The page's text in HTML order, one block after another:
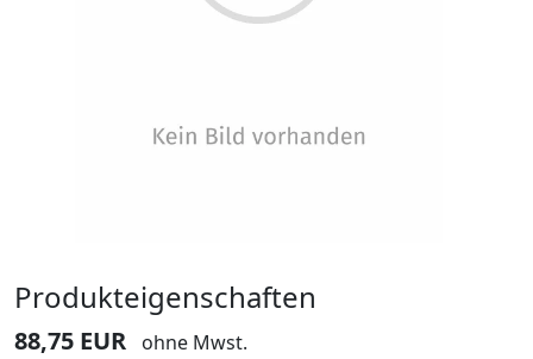
Produkteigenschaften
88,75 EUR ohne Mwst.